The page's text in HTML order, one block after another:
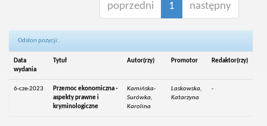
poprzedni 1 następny
Odsłon pozycji:
Data
wydania
Tytuł Autor(rzy) Promotor Redaktor(rzy)
6-cze-2023
Przemoc ekonomiczna -
aspekty prawne i
kryminologiczne
Kamińska-
Surówka,
Karolina
Laskowska,
Katarzyna
-